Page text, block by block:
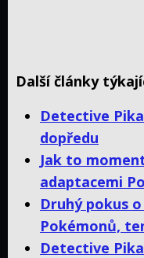
Další články
Detective
dopředu
Jak to
adaptacemi
Druhý pokus
Pokémonů,
Detective